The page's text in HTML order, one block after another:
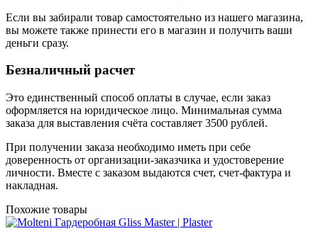
Если вы забирали товар самостоятельно из нашего магазина,
вы можете также принести его в магазин и получить ваши
деньги сразу.
Безналичный расчет
Это единственный способ оплаты в случае, если заказ
оформляется на юридическое лицо. Минимальная сумма
заказа для выставления счёта составляет 3500 рублей.
При получении заказа необходимо иметь при себе
доверенность от организации-заказчика и удостоверение
личности. Вместе с заказом выдаются счет, счет-фактура и
накладная.
Похожие товары